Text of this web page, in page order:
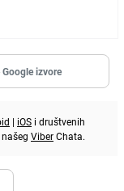
izvore
| iOS i društvenih
ViberChata.